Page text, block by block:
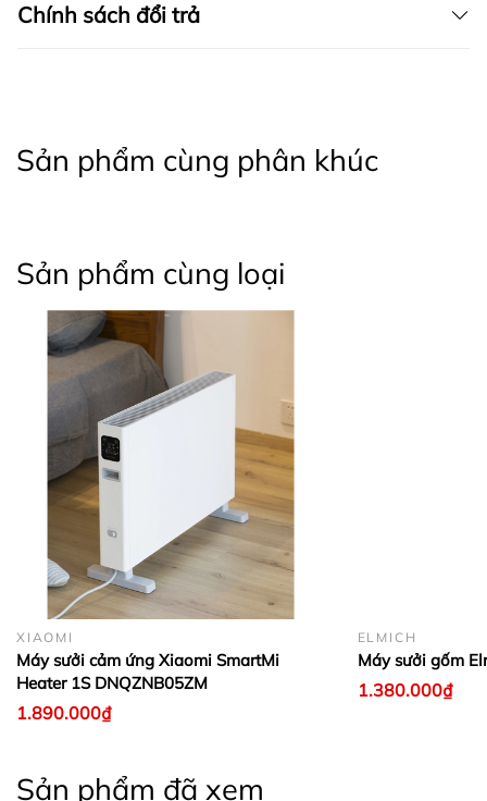
Chính sách đổi trả
Sản phẩm cùng phân khúc
Sản phẩm cùng loại
XIAOMI
Máy sưởi cảm ứng Xiaomi SmartMi
Heater 1S DNQZNB05ZM
1.890.000₫
ELMICH
Máy sưởi gốm
1.380.000₫
Sản phẩm đã xem